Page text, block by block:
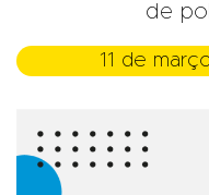
de
11 de